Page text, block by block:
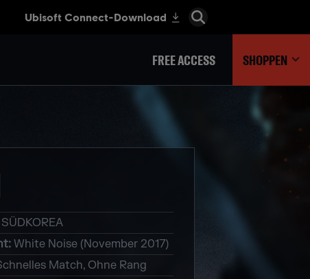
FREE ACCESS SHOPPEN
: White Noise (November 2017)
Match, Ohne Rang